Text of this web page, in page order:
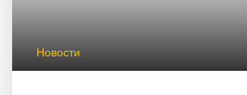
Новости